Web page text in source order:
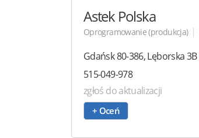
Astek Polska
Oprogramowanie (produkcja) |
Gdańsk80-386,Lęborska 3B
515-049-978
zgłoś do aktualizacji
+ Oceń